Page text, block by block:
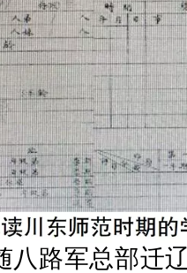
八路军总部迁